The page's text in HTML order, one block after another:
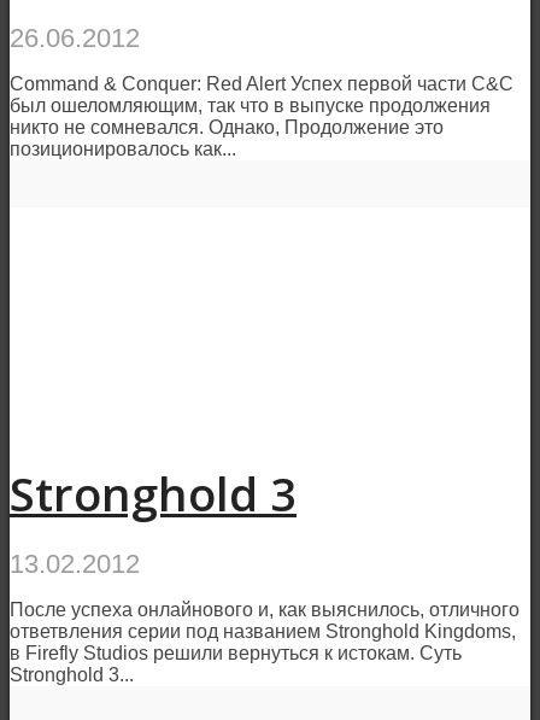
26.06.2012
Command & Conquer: Red Alert Успех первой части C&C
был ошеломляющим, так что в выпуске продолжения
никто не сомневался. Однако, Продолжение это
позиционировалось как...
Stronghold 3
13.02.2012
После успеха онлайнового и, как выяснилось, отличного
ответвления серии под названием Stronghold Kingdoms,
в Firefly Studios решили вернуться к истокам. Суть
Stronghold 3...